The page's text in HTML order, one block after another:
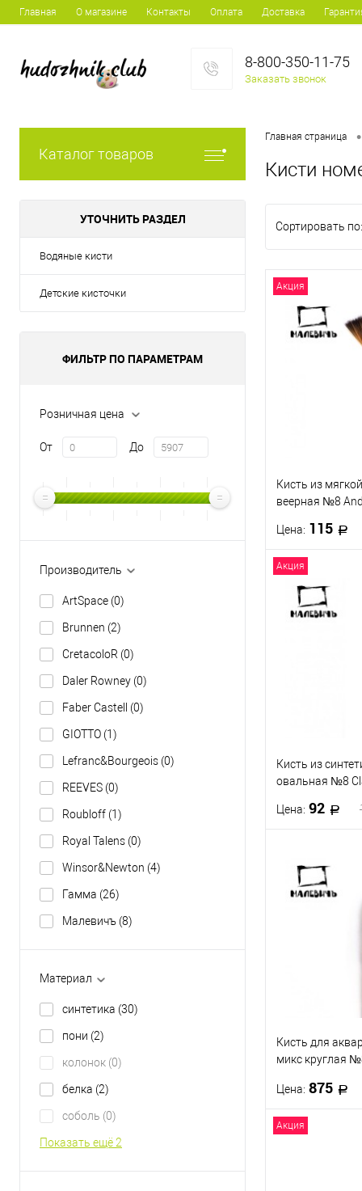
Главная О магазине Контакты Оплата Доставка
8-800-350-11-75
Заказать звонок
Каталог товаров
УТОЧНИТЬ РАЗДЕЛ
Водяные кисти
Детские кисточки
ФИЛЬТР ПО ПАРАМЕТРАМ
Розничная цена
От До
Производитель
ArtSpace (0)
Brunnen (2)
CretacoloR (0)
Daler Rowney (0)
Faber Castell (0)
GIOTTO (1)
Lefranc&Bourgeois (0)
REEVES (0)
Roubloff (1)
Royal Talens (0)
Winsor&Newton (4)
Гамма (26)
Малевичъ (8)
Материал
синтетика (30)
пони (2)
колонок (0)
белка (2)
соболь (0)
Показать ещё 2
Главная страница •
Кисти
Сортировать по:
Акция
Кисть из
веерная №8
Цена: 115
Купить в 1 клик
Акция
Кисть из
овальная №8
Цена: 92
Купить в 1
Кисть для
микс круглая
Цена: 875
Акция